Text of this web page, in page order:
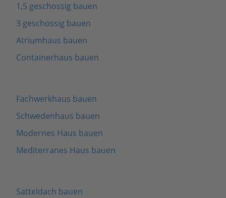
1,5 geschossig bauen
3 geschossig bauen
Atriumhaus bauen
Containerhaus bauen
Fachwerkhaus bauen
Schwedenhaus bauen
Modernes Haus bauen
Mediterranes Haus bauen
Satteldach bauen